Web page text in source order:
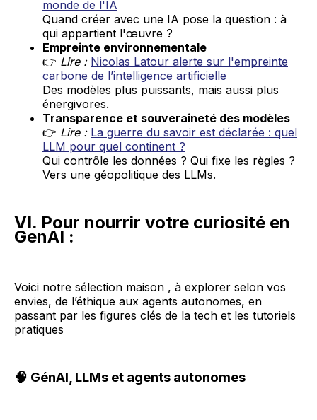
monde de l'IA
Quand créer avec une IA pose la question : à
qui appartient l'œuvre ?
Empreinte environnementale
👉 Lire : Nicolas Latour alerte sur l'empreinte
carbone de l’intelligence artificielle
Des modèles plus puissants, mais aussi plus
énergivores.
Transparence et souveraineté des modèles
👉 Lire : La guerre du savoir est déclarée : quel
LLM pour quel continent ?
Qui contrôle les données ? Qui fixe les règles ?
Vers une géopolitique des LLMs.
VI. Pour nourrir votre curiosité en
GenAI :
Voici notre sélection maison , à explorer selon vos
envies, de l’éthique aux agents autonomes, en
passant par les figures clés de la tech et les tutoriels
pratiques
🧠 GénAI, LLMs et agents autonomes